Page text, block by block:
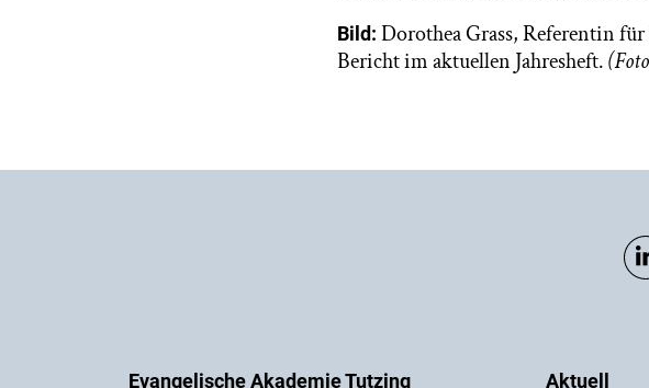
Bild: Dorothea Grass, Referentin
Bericht im aktuellen Jahresheft.
Evangelische Akademie Tutzing Aktuell